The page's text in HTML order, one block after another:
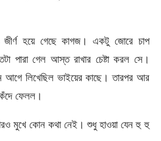
জীর্ণ হয়ে গেছে কাগজ। একটু জোরে চাপ
পারা গেল আস্ত রাখার চেষ্টা করল সে।
আগে লিখেছিল ভাইয়ের কাছে। তারপর আর
ফেলল।
মুখে কোন কথা নেই। শুধু হাওয়া যেন হু হু